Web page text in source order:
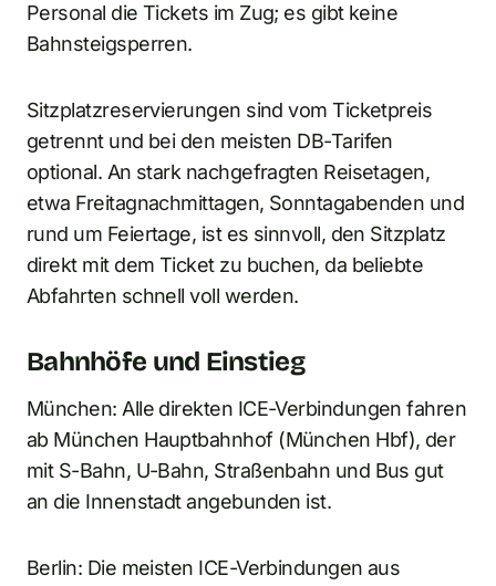
Personal die Tickets im Zug; es gibt keine
Bahnsteigsperren.
Sitzplatzreservierungen sind vom Ticketpreis
getrennt und bei den meisten DB-Tarifen
optional. An stark nachgefragten Reisetagen,
etwa Freitagnachmittagen, Sonntagabenden und
rund um Feiertage, ist es sinnvoll, den Sitzplatz
direkt mit dem Ticket zu buchen, da beliebte
Abfahrten schnell voll werden.
Bahnhöfe und Einstieg
München: Alle direkten ICE-Verbindungen fahren
ab München Hauptbahnhof (München Hbf), der
mit S-Bahn, U-Bahn, Straßenbahn und Bus gut
an die Innenstadt angebunden ist.
Berlin: Die meisten ICE-Verbindungen aus